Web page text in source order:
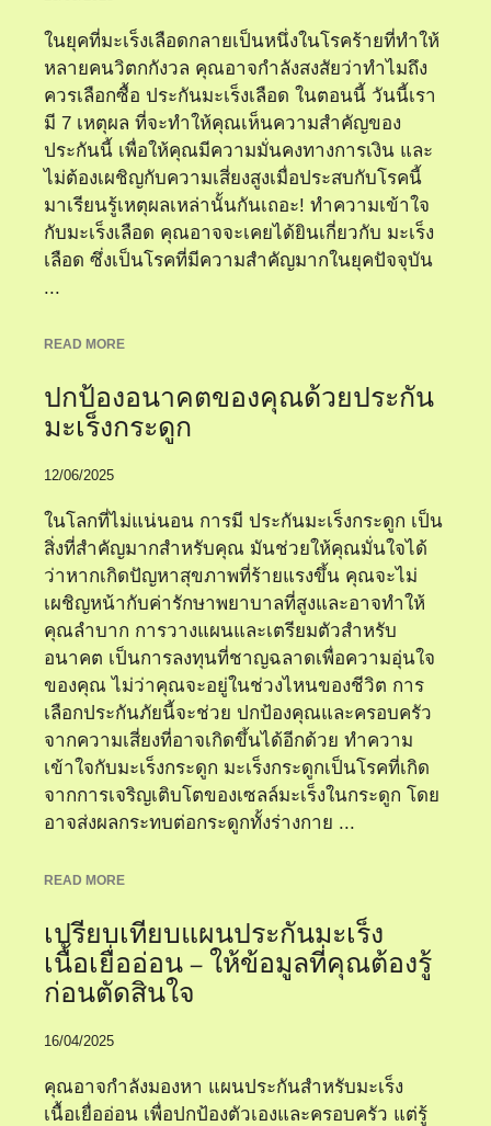
ในยุคที่มะเร็งเลือดกลายเป็นหนึ่งในโรคร้ายที่ทำให้
หลายคนวิตกกังวล คุณอาจกำลังสงสัยว่าทำไมถึง
ควรเลือกซื้อ ประกันมะเร็งเลือด ในตอนนี้ วันนี้เรา
มี 7 เหตุผล ที่จะทำให้คุณเห็นความสำคัญของ
ประกันนี้ เพื่อให้คุณมีความมั่นคงทางการเงิน และ
ไม่ต้องเผชิญกับความเสี่ยงสูงเมื่อประสบกับโรคนี้
มาเรียนรู้เหตุผลเหล่านั้นกันเถอะ! ทำความเข้าใจ
กับมะเร็งเลือด คุณอาจจะเคยได้ยินเกี่ยวกับ มะเร็ง
เลือด ซึ่งเป็นโรคที่มีความสำคัญมากในยุคปัจจุบัน
...
READ MORE
ปกป้องอนาคตของคุณด้วยประกัน
มะเร็งกระดูก
12/06/2025
ในโลกที่ไม่แน่นอน การมี ประกันมะเร็งกระดูก เป็น
สิ่งที่สำคัญมากสำหรับคุณ มันช่วยให้คุณมั่นใจได้
ว่าหากเกิดปัญหาสุขภาพที่ร้ายแรงขึ้น คุณจะไม่
เผชิญหน้ากับค่ารักษาพยาบาลที่สูงและอาจทำให้
คุณลำบาก การวางแผนและเตรียมตัวสำหรับ
อนาคต เป็นการลงทุนที่ชาญฉลาดเพื่อความอุ่นใจ
ของคุณ ไม่ว่าคุณจะอยู่ในช่วงไหนของชีวิต การ
เลือกประกันภัยนี้จะช่วย ปกป้องคุณและครอบครัว
จากความเสี่ยงที่อาจเกิดขึ้นได้อีกด้วย ทำความ
เข้าใจกับมะเร็งกระดูก มะเร็งกระดูกเป็นโรคที่เกิด
จากการเจริญเติบโตของเซลล์มะเร็งในกระดูก โดย
อาจส่งผลกระทบต่อกระดูกทั้งร่างกาย ...
READ MORE
เปรียบเทียบแผนประกันมะเร็ง
เนื้อเยื่ออ่อน – ให้ข้อมูลที่คุณต้องรู้
ก่อนตัดสินใจ
16/04/2025
คุณอาจกำลังมองหา แผนประกันสำหรับมะเร็ง
เนื้อเยื่ออ่อน เพื่อปกป้องตัวเองและครอบครัว แต่รู้